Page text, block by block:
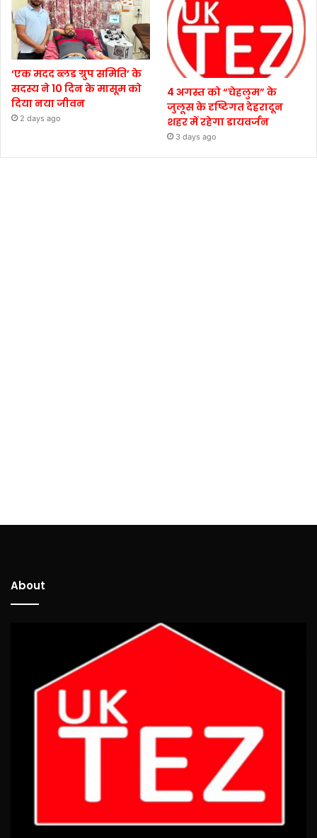
‘एक मदद ब्लड ग्रुप समिति’ के
सदस्य ने 10 दिन के मासूम को
दिया नया जीवन
2 days ago
4 अगस्त को “चेहलुम” के
जुलूस के दृष्टिगत देहरादून
शहर में रहेगा डायवर्जन
3 days ago
About